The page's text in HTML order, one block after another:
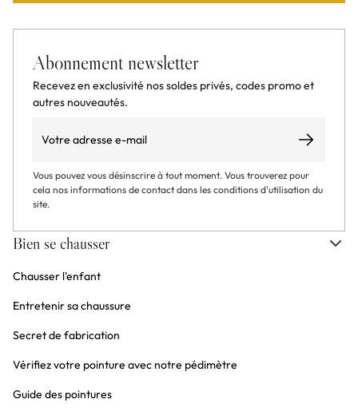
Abonnement newsletter
Recevez en exclusivité nos soldes privés, codes promo et
autres nouveautés.
S’abonner
Vous pouvez vous désinscrire à tout moment. Vous trouverez pour
cela nos informations de contact dans les conditions d'utilisation du
site.
Bien se chausser
Chausser l'enfant
Entretenir sa chaussure
Secret de fabrication
Vérifiez votre pointure avec notre pédimètre
Guide des pointures